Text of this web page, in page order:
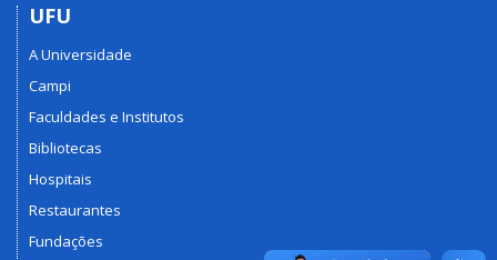
UFU
A Universidade
Campi
Faculdades e Institutos
Bibliotecas
Hospitais
Restaurantes
Fundações